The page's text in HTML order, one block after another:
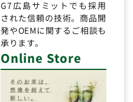
G7広島サミットでも採用
された信頼の技術。商品開
発やOEMに関するご相談も
承ります。
Online Store